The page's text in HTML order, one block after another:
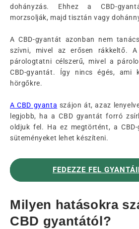
dohányzás. Ehhez a CBD-
morzsolják, majd tisztán vagy
A CBD-gyantát azonban nem
szívni, mivel az erősen rákkeltő. A
párologtatni célszerű, mivel a
CBD-gyantát. Így nincs égés,
hörgőkre.
A CBD gyanta szájon át, azaz
legjobb, ha a CBD gyantát forró
oldjuk fel. Ha ez megtörtént, a CBD-
süteményeket lehet készíteni.
FEDEZZE FEL
Milyen hatásokra
CBD gyantától?